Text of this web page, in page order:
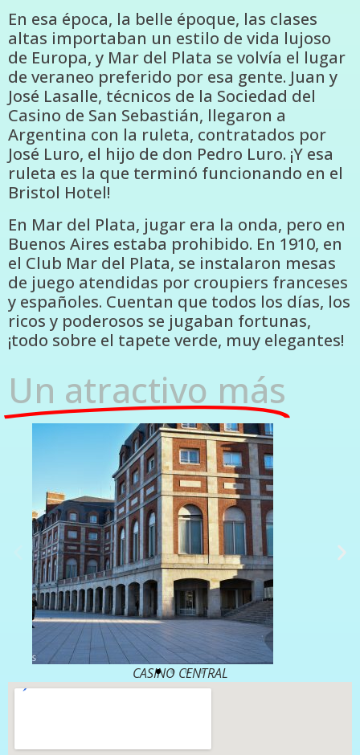
En esa época, la belle époque, las clases
altas importaban un estilo de vida lujoso
de Europa, y Mar del Plata se volvía el lugar
de veraneo preferido por esa gente. Juan y
José Lasalle, técnicos de la Sociedad del
Casino de San Sebastián, llegaron a
Argentina con la ruleta, contratados por
José Luro, el hijo de don Pedro Luro. ¡Y esa
ruleta es la que terminó funcionando en el
Bristol Hotel!
En Mar del Plata, jugar era la onda, pero en
Buenos Aires estaba prohibido. En 1910, en
el Club Mar del Plata, se instalaron mesas
de juego atendidas por croupiers franceses
y españoles. Cuentan que todos los días, los
ricos y poderosos se jugaban fortunas,
¡todo sobre el tapete verde, muy elegantes!
Un atractivo más
CASINO CENTRAL